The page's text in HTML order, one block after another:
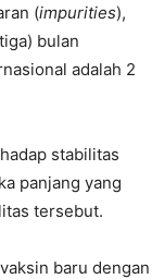
(impurities),
bulan
adalah 2
stabilitas
panjang yang
tersebut.
baru dengan